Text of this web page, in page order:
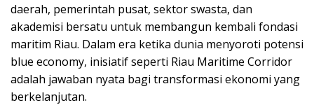
daerah, pemerintah pusat, sektor swasta, dan
akademisi bersatu untuk membangun kembali fondasi
maritim Riau. Dalam era ketika dunia menyoroti potensi
blue economy, inisiatif seperti Riau Maritime Corridor
adalah jawaban nyata bagi transformasi ekonomi yang
berkelanjutan.